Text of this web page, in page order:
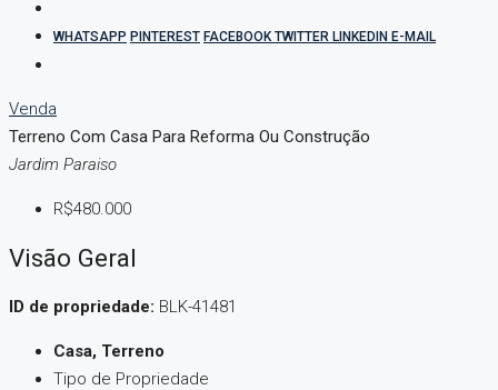
WHATSAPP PINTEREST FACEBOOKTWITTER LINKEDIN E-MAIL
Venda
Terreno Com Casa Para Reforma Ou Construção
Jardim Paraiso
R$480.000
Visão Geral
ID de propriedade: BLK-41481
Casa, Terreno
Tipo de Propriedade